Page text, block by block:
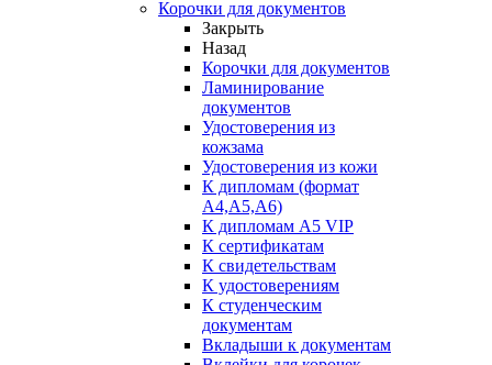
Корочки для документов
Закрыть
Назад
Корочки для документов
Ламинирование
документов
Удостоверения из
кожзама
Удостоверения из кожи
К дипломам (формат
А4,А5,А6)
К дипломам А5 VIP
К сертификатам
К свидетельствам
К удостоверениям
К студенческим
документам
Вкладыши к документам